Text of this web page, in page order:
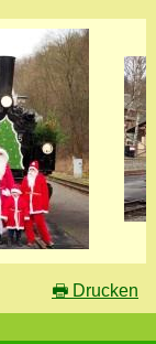
🖶 Drucken